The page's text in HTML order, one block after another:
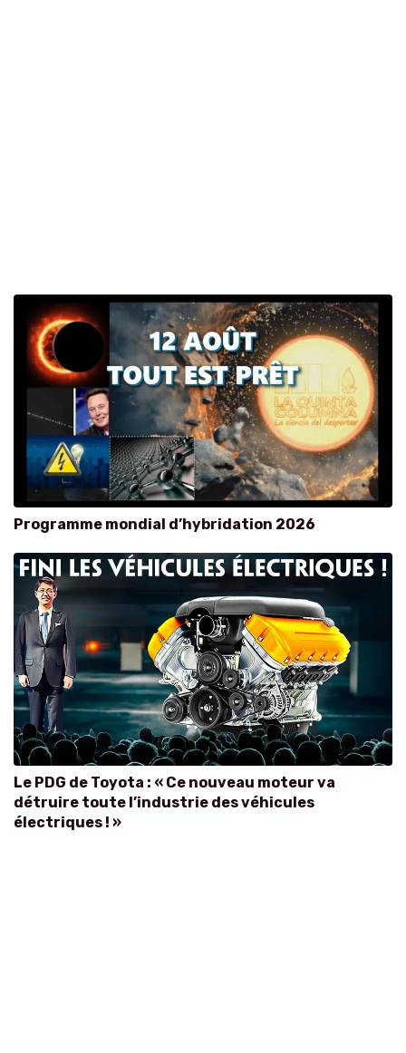
Programme mondial d’hybridation 2026
Le PDG de Toyota : « Ce nouveau moteur va
détruire toute l’industrie des véhicules
électriques ! »